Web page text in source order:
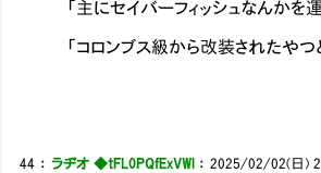
「主にセイバーフィッシュなんかを運
「コロンブス級から改装されたやつ
44 ：ラヂオ ◆tFL0PQfExVWl ：2025/02/02(日)